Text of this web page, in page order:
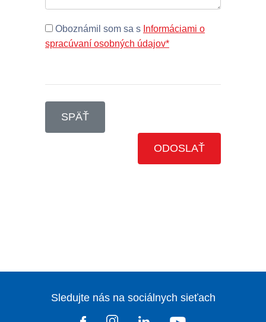
Oboznámil som sa s Informáciami o
spracúvaní osobných údajov*
SPÄŤ
Sledujte nás na sociálnych sieťach